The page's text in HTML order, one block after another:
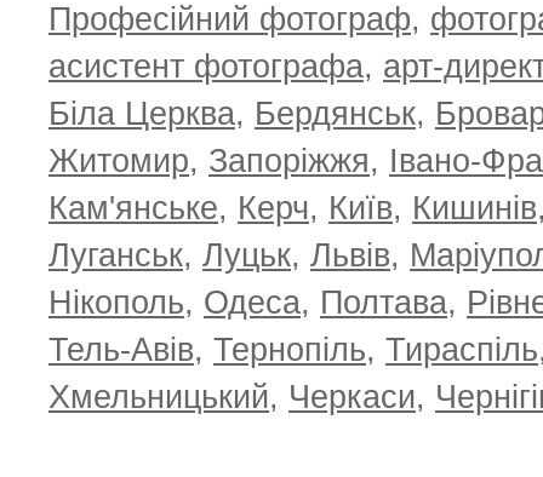
Професійний фотограф,
асистент фотографа, арт-
Біла Церква, Бердянськ,
Житомир, Запоріжжя, Івано-
Кам'янське, Керч, Київ, Кишинів
Луганськ, Луцьк, Львів,
Нікополь, Одеса, Полтава,
Тель-Авів, Тернопіль, Тираспіль
Хмельницький, Черкаси,